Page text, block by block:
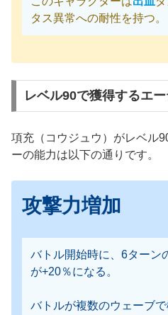
タス異常への耐性を持つ。
レベル90で獲得するエ
項充（コウジュウ）がレベル
ーの能力は以下の通りです。
攻撃力増加
バトル開始時に、6ターン
が+20％になる。
バトルが複数のウェーブで